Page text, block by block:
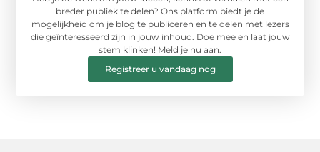
breder publiek te delen? Ons platform biedt je de
mogelijkheid om je blog te publiceren en te delen met lezers
die geïnteresseerd zijn in jouw inhoud. Doe mee en laat jouw
stem klinken! Meld je nu aan.
Registreer u vandaag nog